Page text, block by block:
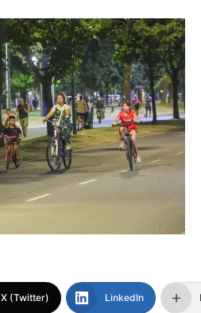
X (Twitter) LinkedIn